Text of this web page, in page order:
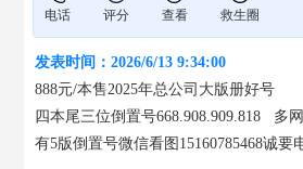
电话 评分 查看 救生圈
发表时间：2026/6/13 9:34:00
888元/本售2025年总公司大版册好号
四本尾三位倒置号668.908.909.818   多
有5版倒置号微信看图15160785468诚要